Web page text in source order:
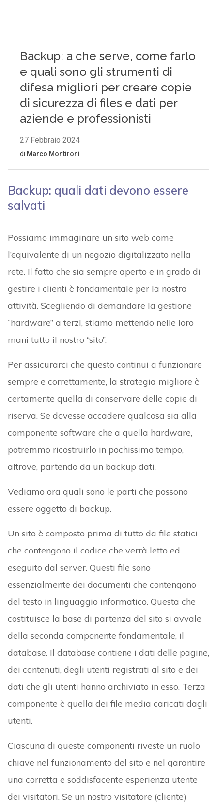
Backup: quali dati devono essere
salvati
Possiamo immaginare un sito web come
l’equivalente di un negozio digitalizzato nella
rete. Il fatto che sia sempre aperto e in grado di
gestire i clienti è fondamentale per la nostra
attività. Scegliendo di demandare la gestione
“hardware” a terzi, stiamo mettendo nelle loro
mani tutto il nostro “sito”.
Per assicurarci che questo continui a funzionare
sempre e correttamente, la strategia migliore è
certamente quella di conservare delle copie di
riserva. Se dovesse accadere qualcosa sia alla
componente software che a quella hardware,
potremmo ricostruirlo in pochissimo tempo,
altrove, partendo da un backup dati.
Vediamo ora quali sono le parti che possono
essere oggetto di backup.
Un sito è composto prima di tutto da file statici
che contengono il codice che verrà letto ed
eseguito dal server. Questi file sono
essenzialmente dei documenti che contengono
del testo in linguaggio informatico. Questa che
costituisce la base di partenza del sito si avvale
della seconda componente fondamentale, il
database. Il database contiene i dati delle pagine,
dei contenuti, degli utenti registrati al sito e dei
dati che gli utenti hanno archiviato in esso. Terza
componente è quella dei file media caricati dagli
utenti.
Ciascuna di queste componenti riveste un ruolo
chiave nel funzionamento del sito e nel garantire
una corretta e soddisfacente esperienza utente
dei visitatori. Se un nostro visitatore (cliente)